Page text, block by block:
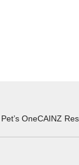
Pet’s OneCAINZ